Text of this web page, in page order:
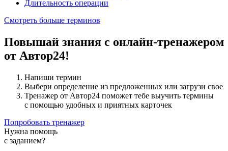
Длительность операции
Смотреть больше терминов
Повышай знания с онлайн-тренажером
от Автор24!
Напиши термин
Выбери определение из предложенных или загрузи свое
Тренажер от Автор24 поможет тебе выучить термины
с помощью удобных и приятных карточек
Попробовать тренажер
Нужна помощь
с заданием?